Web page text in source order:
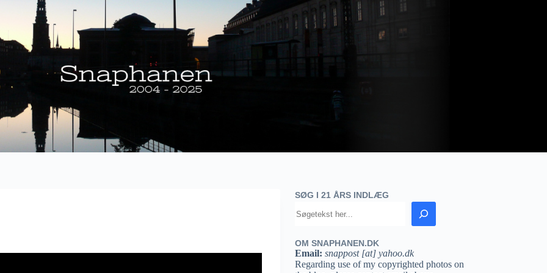
SØG I 21 ÅRS INDLÆG
OM SNAPHANEN.DK
Email: snappost [at] yahoo.dk
Regarding use of my copyrighted photos on